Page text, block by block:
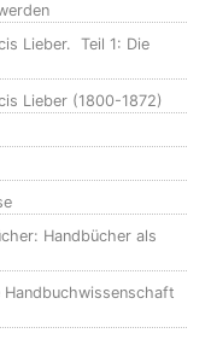
Lieber. Teil 1: Die
Lieber (1800-1872)
Handbücher als
Handbuchwissenschaft